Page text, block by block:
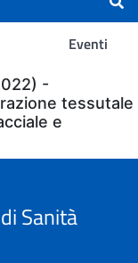
Eventi
-
tessutale
e
Sanità